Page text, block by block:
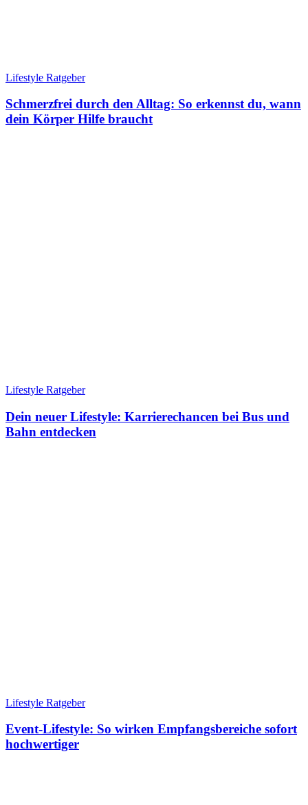
Lifestyle Ratgeber
Schmerzfrei durch den Alltag: So erkennst du, wann
dein Körper Hilfe braucht
Lifestyle Ratgeber
Dein neuer Lifestyle: Karrierechancen bei Bus und
Bahn entdecken
Lifestyle Ratgeber
Event-Lifestyle: So wirken Empfangsbereiche sofort
hochwertiger